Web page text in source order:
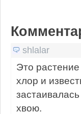
shlalar
Это
хлор и
хвою.